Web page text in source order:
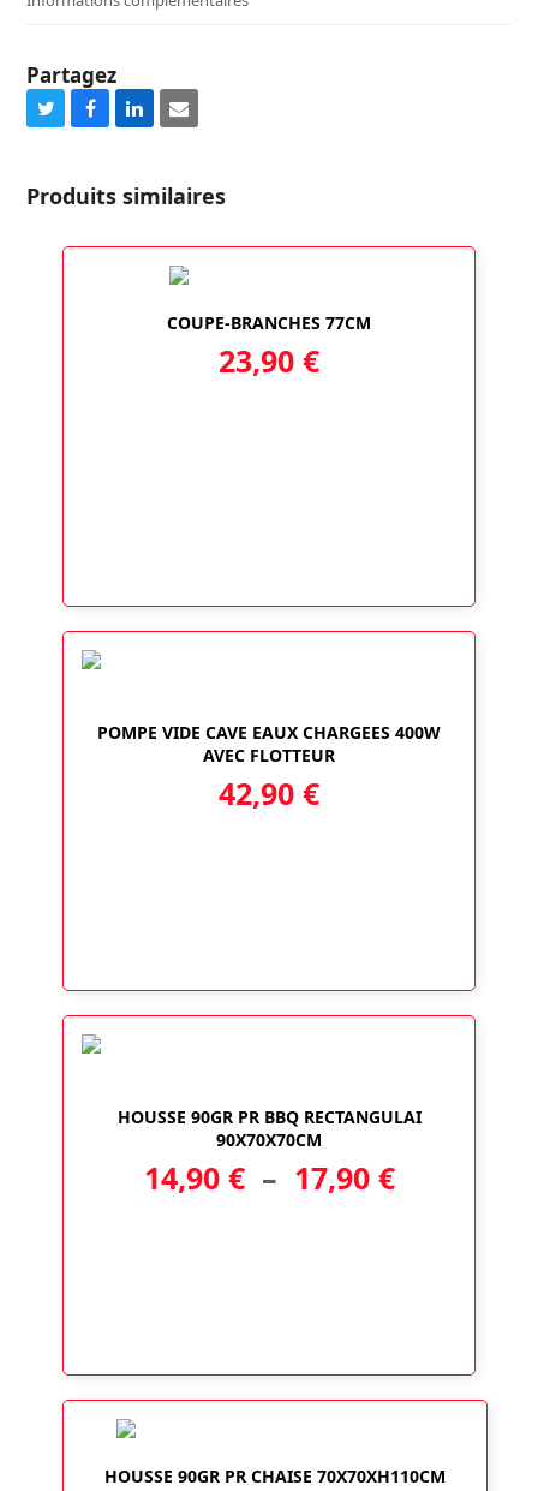
Partagez
Share
Twitter
Share
Facebook
Share
LinkedIn
Share
Email
Produits similaires
COUPE-BRANCHES 77CM
23,90 €
POMPE VIDE CAVE EAUX CHARGEES 400W
AVEC FLOTTEUR
42,90 €
HOUSSE 90GR PR BBQ RECTANGULAI
90X70X70CM
14,90 € – 17,90 €Plage
17,90 €
HOUSSE 90GR PR CHAISE 70X70XH110CM